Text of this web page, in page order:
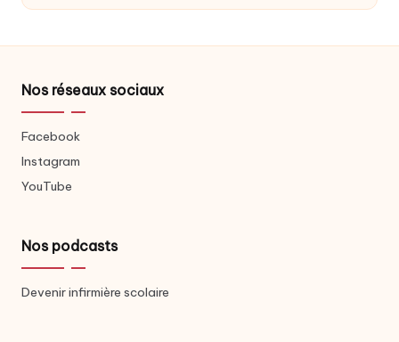
Nos réseaux sociaux
Facebook
Instagram
YouTube
Nos podcasts
Devenir infirmière scolaire